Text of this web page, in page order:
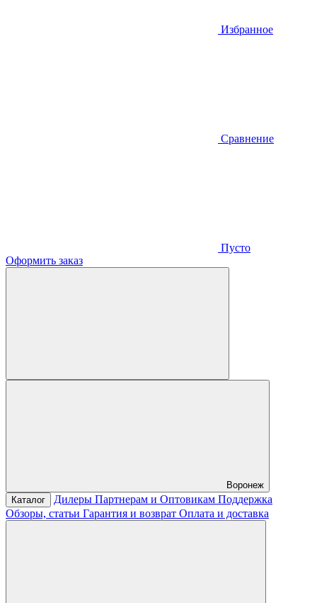
Избранное
Сравнение
Пусто
Оформить заказ
Воронеж
Каталог
Дилеры Партнерам и Оптовикам Поддержка
Обзоры, статьи Гарантия и возврат Оплата и доставка